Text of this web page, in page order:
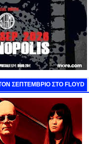
ΤΟΝ ΣΕΠΤΕΜΒΡΙΟ ΣΤΟ FLOYD